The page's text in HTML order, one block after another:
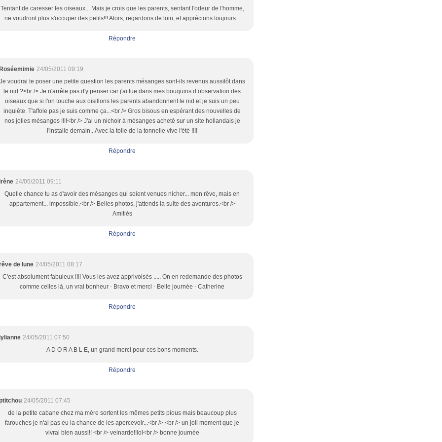
Tentant de caresser les oiseaux... Mais je crois que les parents, sentant l'odeur de l'homme,
ne voudront plus s'occuper des petits!!! Alors, regardons de loin, et apprécions toujours...
Répondre
24/05/2011 09:19
voudrai te poser une petite question les parents mésanges sont-ils revenus aussitôt dans
le nid ?<br /> Je n'arrête pas d'y penser car j'ai lue dans mes bouquins d’observation des
oiseaux que si l'on touche aux oisillons les parents abandonnent le nid et je suis un peu
inquiète. T'affole pas je suis comme ça...<br /> Gros bisous en espérant des nouvelles de
nos jolies mésanges !!!!<br /> J'ai un nichoir à mésanges acheté sur un site hollandais je
l'installe demain...Avec la toile de la tonnelle vive l'été !!!!
Répondre
24/05/2011 09:11
Quelle chance tu as d'avoir des mésanges qui soient venues nicher... mon rêve, mais en
appartement... impossible.<br /> Belles photos, j'attends la suite des aventures.<br />
Amitiés
Répondre
de lune 24/05/2011 08:17
C'est absolument fabuleux !!!! Vous les avez apprivoisés ..... On en redemande des photos
comme celles là, un vrai bonheur - Bravo et merci - Belle journée - Catherine
Répondre
24/05/2011 07:50
A D O R A B L E, un grand merci pour ces bons moments.
Répondre
24/05/2011 07:45
de la petite cabane chez ma mère sortent les mêmes petits pious mais beaucoup plus
farouches je n'ai pas eu la chance de les apercevoir...<br /> <br /> un joli moment que je
vivrai bien aussi!! <br /> veinarde!!lol<br /> bonne journée